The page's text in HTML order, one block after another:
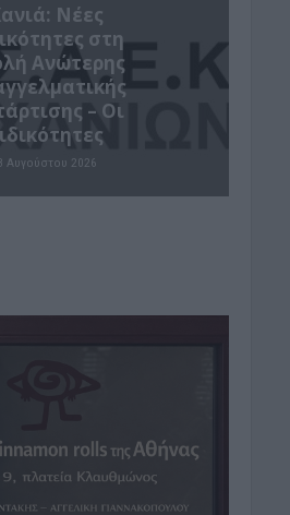
Νέες
στη
Ανώτερης
– Οι
Αυγούστου 2026